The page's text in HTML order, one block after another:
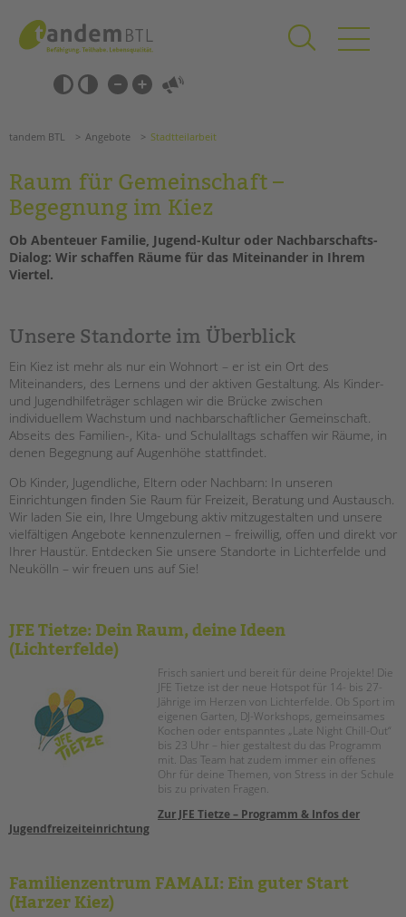
springen
Barrierefrei-
Einstellungen
überspringen
überspringen
SCHULE & GANZTAG
Grundschulen
Oberschulen
Förderzentren
Schulbezogene Sozialarbeit
Tagesgruppen
HILFEN ZUR ERZIEHUNG
EINGLIEDERUNGSHILFE
BETREUTES WOHNEN
TANDEM BTL AKADEMIE
Zertfikatskurse
Seminarkalender
STADTTEILARBEIT
Bereiche im Überblick
Kinder- und Jugendschutz
Unsere Videos
Stellenangebote
tandem als Arbeitgeberin
Suchen
tandem BTL Angebote Stadtteilarbeit
Raum für Gemeinschaft –
Begegnung im Kiez
Ob Abenteuer Familie, Jugend-Kultur oder Nachbarschafts-
Dialog: Wir schaffen Räume für das Miteinander in Ihrem
Viertel.
Unsere Standorte im Überblick
Ein Kiez ist mehr als nur ein Wohnort – er ist ein Ort des
Miteinanders, des Lernens und der aktiven Gestaltung. Als Kinder-
und Jugendhilfeträger schlagen wir die Brücke zwischen
individuellem Wachstum und nachbarschaftlicher Gemeinschaft.
Abseits des Familien-, Kita- und Schulalltags schaffen wir Räume, in
denen Begegnung auf Augenhöhe stattfindet.
Ob Kinder, Jugendliche, Eltern oder Nachbarn: In unseren
Einrichtungen finden Sie Raum für Freizeit, Beratung und Austausch.
Wir laden Sie ein, Ihre Umgebung aktiv mitzugestalten und unsere
vielfältigen Angebote kennenzulernen – freiwillig, offen und direkt vor
Ihrer Haustür. Entdecken Sie unsere Standorte in Lichterfelde und
Neukölln – wir freuen uns auf Sie!
JFE Tietze: Dein Raum, deine Ideen
(Lichterfelde)
Frisch saniert und bereit für deine Projekte! Die
JFE Tietze ist der neue Hotspot für 14- bis 27-
Jährige im Herzen von Lichterfelde. Ob Sport im
eigenen Garten, DJ-Workshops, gemeinsames
Kochen oder entspanntes „Late Night Chill-Out“
bis 23 Uhr – hier gestaltest du das Programm
mit. Das Team hat zudem immer ein offenes
Ohr für deine Themen, von Stress in der Schule
bis zu privaten Fragen.
Zur JFE Tietze – Programm & Infos der
Jugendfreizeiteinrichtung
Familienzentrum FAMALI: Ein guter Start
(Harzer Kiez)